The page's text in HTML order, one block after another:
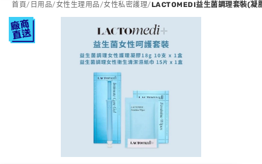
首頁/ 日用品/女性生理用品/女性私密護理/LACTOMEDI益生菌調理套裝(凝